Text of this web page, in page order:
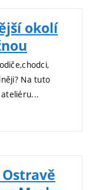
okolí
Na tuto